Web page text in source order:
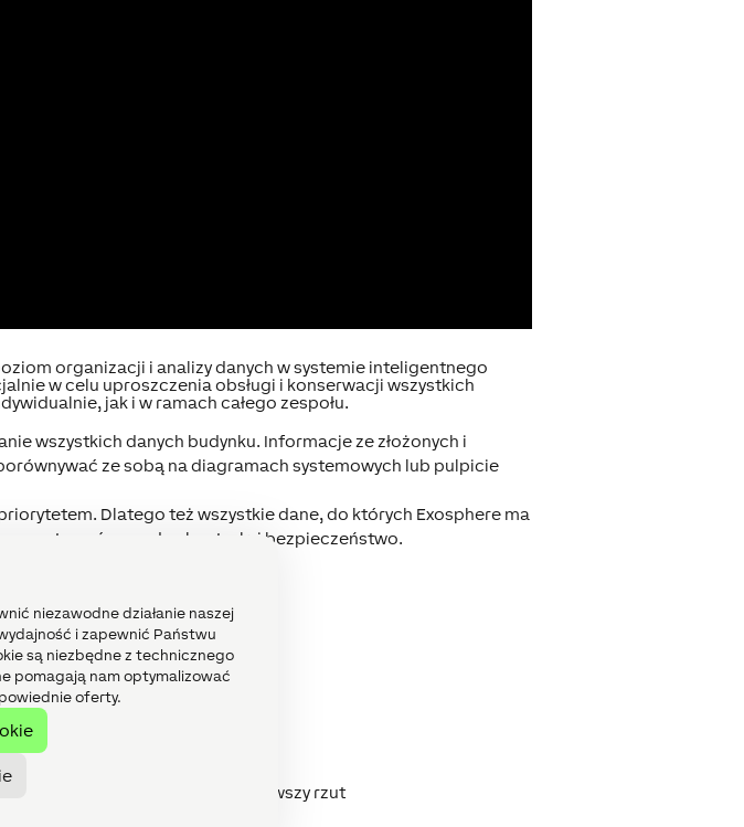
niezawodne działanie naszej
i zapewnić Państwu
są niezbędne z technicznego
pomagają nam optymalizować
oferty.
organizacji i analizy danych w systemie inteligentnego
w celu uproszczenia obsługi i konserwacji wszystkich
jak i w ramach całego zespołu.
wszystkich danych budynku. Informacje ze złożonych i
ze sobą na diagramach systemowych lub pulpicie
Dlatego też wszystkie dane, do których Exosphere ma
mu pełną kontrolę i bezpieczeństwo.
wiele ważnych informacji na pierwszy rzut
dane instalacji w czasie